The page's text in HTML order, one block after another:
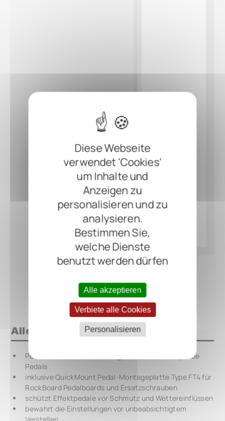
Diese Webseite
verwendet 'Cookies'
um Inhalte und
Anzeigen zu
personalisieren und zu
analysieren.
Bestimmen Sie,
welche Dienste
benutzt werden dürfen
Alle akzeptieren
Verbiete alle Cookies
Personalisieren
Alles auf einen Blick
PedalSafe Schutzabdeckung für FULLTONE DejaVibe
Pedals
inklusive QuickMount Pedal-Montageplatte Type FT4 für
RockBoard Pedalboards und Ersatzschrauben
schützt Effektpedale vor Schmutz und Wettereinflüssen
bewahrt die Einstellungen vor unbeabsichtigtem